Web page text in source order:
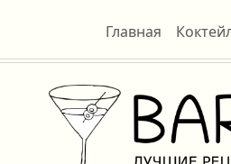
Главная